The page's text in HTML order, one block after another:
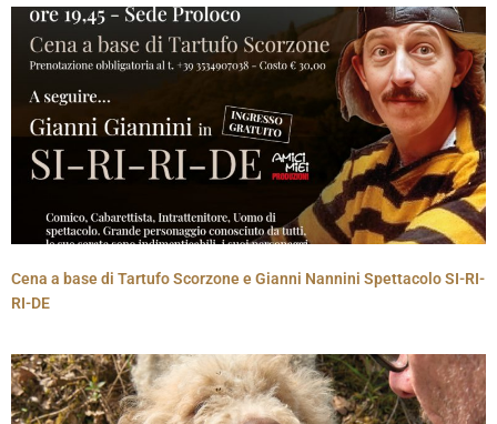
Cena a base di Tartufo Scorzone e Gianni Nannini Spettacolo SI-RI-
RI-DE